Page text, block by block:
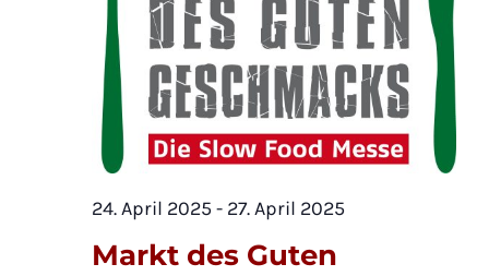
24. April 2025- 27. April 2025
Markt des Guten